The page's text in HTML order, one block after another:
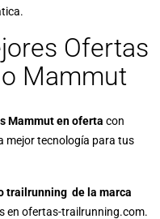
Ofertas
Mammut
Mammut en oferta con
mejor tecnología para tus
trailrunning de la marca
en ofertas-trailrunning.com.